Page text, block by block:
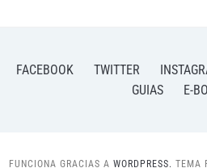
FACEBOOK TWITTER
GUIAS
E-
FUNCIONA GRACIAS A WORDPRESS. TEMA